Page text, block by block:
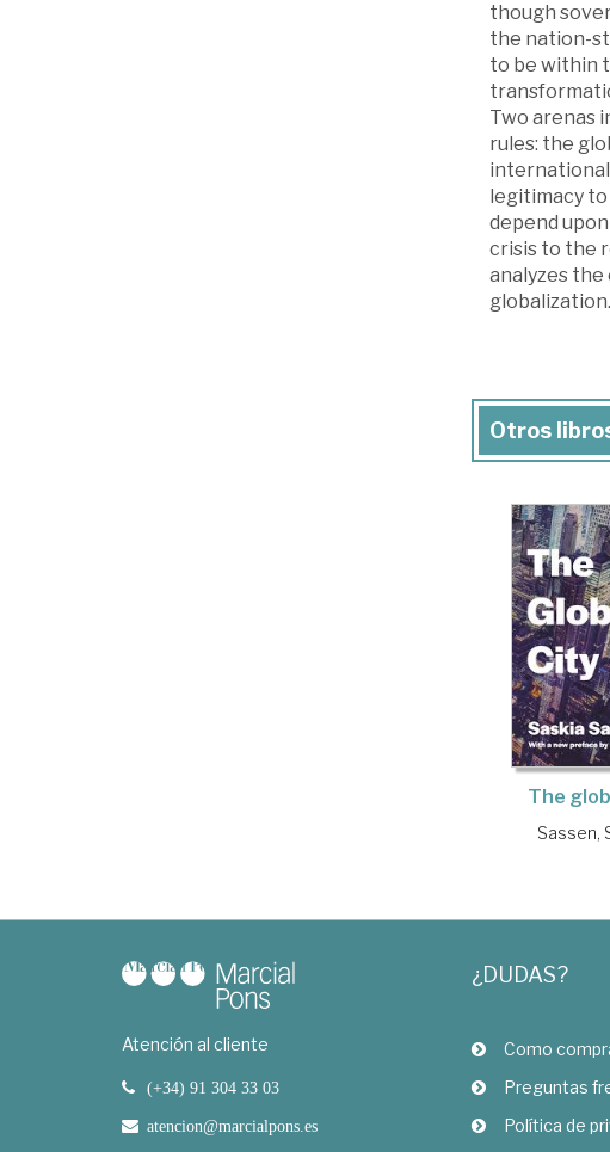
though
the nation-
to be within
Two arenas
rules: the
international
legitimacy
depend
crisis to the
analyzes
globalization.
Otros
The
Sassen,
Atención al cliente
(+34) 91 304 33 03
atencion@marcialpons.es
¿DUDAS?
Como
Preguntas
Política de